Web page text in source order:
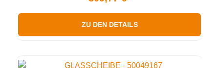
ZU DEN DETAILS